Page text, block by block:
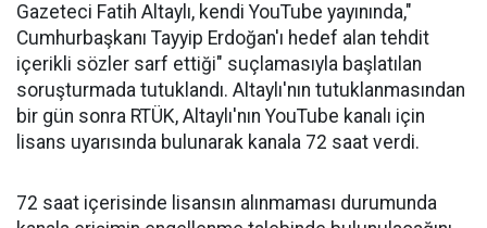
Gazeteci Fatih Altaylı, kendi YouTube yayınında,"
Cumhurbaşkanı Tayyip Erdoğan'ı hedef alan tehdit
içerikli sözler sarf ettiği" suçlamasıyla başlatılan
soruşturmada tutuklandı. Altaylı'nın tutuklanmasından
bir gün sonra RTÜK, Altaylı'nın YouTube kanalı için
lisans uyarısında bulunarak kanala 72 saat verdi.
72 saat içerisinde lisansın alınmaması durumunda